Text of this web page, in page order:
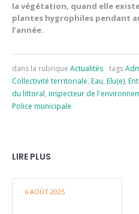
la végétation, quand elle
plantes hygrophiles pendant
l’année.
dans la rubrique Actualités tags
Collectivité territoriale, Eau, Elu(e),
du littoral, inspecteur de
Police municipale
LIRE PLUS
6 AOÛT 2025